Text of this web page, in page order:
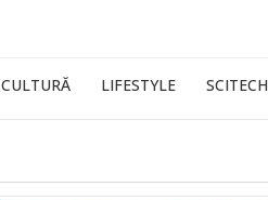
CULTURĂ LIFESTYLE SCITECH